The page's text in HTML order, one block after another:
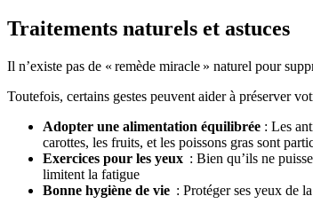
Traitements naturels et astuces
Il n’existe pas de « remède miracle » naturel pour
Toutefois, certains gestes peuvent aider à préserver
Adopter une alimentation équilibrée : Les
carottes, les fruits, et les poissons gras sont
Exercices pour les yeux : Bien qu’ils ne
limitent la fatigue
Bonne hygiène de vie : Protéger ses yeux de